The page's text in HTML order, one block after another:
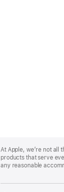
Footer
At Apple, we’re not all
products that serve
any reasonable